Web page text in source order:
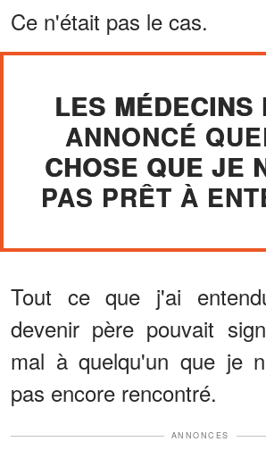
Ce n'était pas le cas.
LES MÉDECINS
ANNONCÉ
CHOSE QUE JE
PAS PRÊT À
Tout ce que j'ai
devenir père pouvait
mal à quelqu'un que je
pas encore rencontré.
ANNONCES